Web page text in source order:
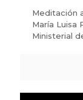
Meditación
María Luisa
Ministerial